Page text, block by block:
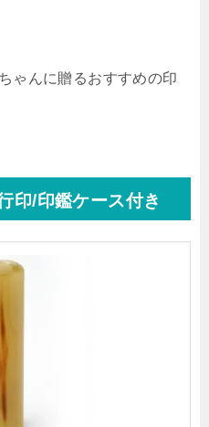
ゃんに贈るおすすめの印
印/印鑑ケース付き